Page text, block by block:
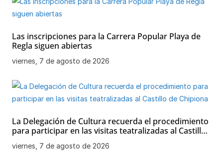
Las inscripciones para la Carrera Popular Playa de
Regla siguen abiertas
viernes, 7 de agosto de 2026
La Delegación de Cultura recuerda el procedimiento
para participar en las visitas teatralizadas al Castillo
de Chipiona
viernes, 7 de agosto de 2026